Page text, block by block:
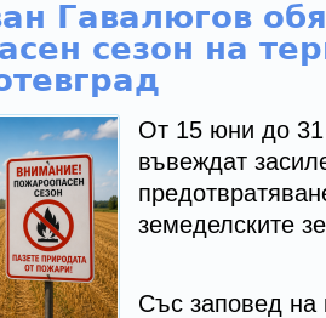
Гавалюгов
сезон на
От 15 юни до 31
въвеждат
земеделските
Със заповед на